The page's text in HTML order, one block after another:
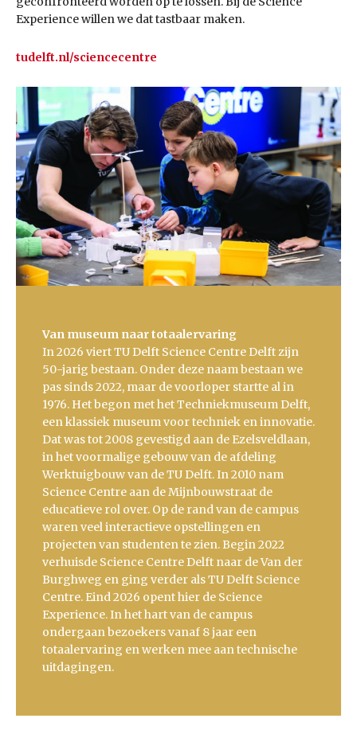
Experience willen we dat tastbaar maken.
tudelft.nl/sciencecentre
Van museum naar totaalervaring
In 2026 viert TU Delft Science Centre Delft zijn
50-jarig bestaan. Onder deze naam bestaan we
pas sinds 2022, maar de voorloper startte al in
1976. Het begon met het Techniekmuseum Delft,
een klassiek museum voor techniek en innovatie.
Dat was tot 2008 gevestigd aan de Ezelsveldlaan,
in het voormalige gebouw van de afdeling
Werktuigbouw van de TU Delft. In 2010 nam
Science Centre aan de Mijnbouwstraat de
educatieve rol over. Op de rand van de campus
waren veel interactieve opstellingen en
projecten van studenten te zien. Begin 2022
verhuisde Science Centre Delft naar de Van der
Burghweg en ging verder als TU Delft Science
Centre. Eind 2026 opent hier de Science
Experience. In het hart van de campus
ondergaan bezoekers vanaf 8 jaar een
totaalervaring en werken mee aan technische
uitdagingen.